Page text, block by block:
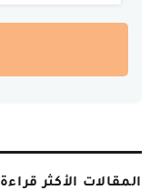
المقالات الأكثر قراءة